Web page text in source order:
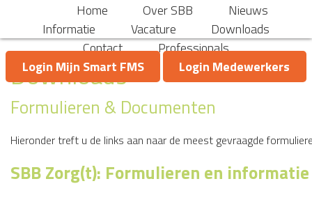
Home Over SBB
Nieuws
Informatie
Vacature
Downloads
Contact
Professionals
Login Mijn Smart FMS
Login Medewerkers
Downloads
Formulieren & Documenten
Hieronder treft u de links aan naar de meest gevraagde
SBB Zorg(t): Formulieren en informatie